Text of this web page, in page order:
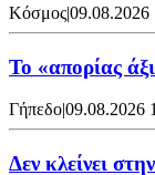
Κόσμος|09.08.2026
Το «απορίας
Γήπεδο|09.08.2026
Δεν κλείνει